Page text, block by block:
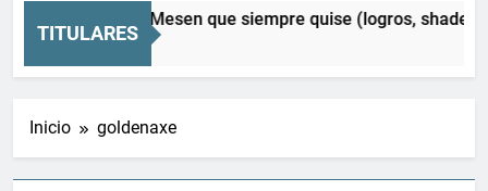
TITULARES
Orion: el Mesen que siempre quise (logros, shaders
Atrás
Inicio goldenaxe